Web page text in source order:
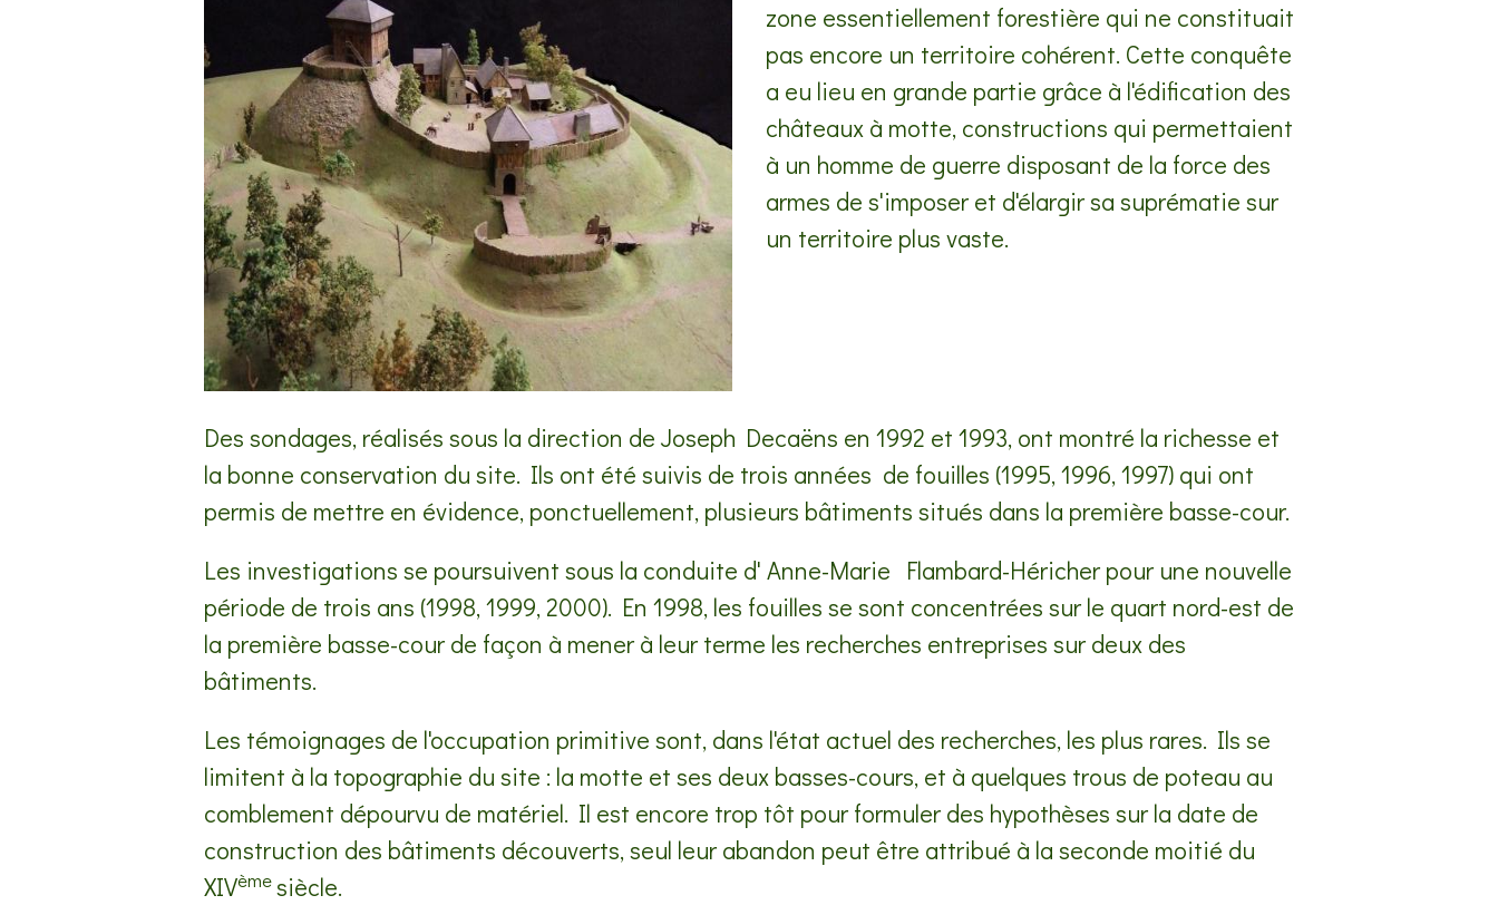
zone essentiellement forestière qui ne constituait
pas encore un territoire cohérent. Cette conquête
a eu lieu en grande partie grâce à l'édification des
châteaux à motte, constructions qui permettaient
à un homme de guerre disposant de la force des
armes de s'imposer et d'élargir sa suprématie sur
un territoire plus vaste.
Des sondages, réalisés sous la direction de Joseph Decaëns en 1992 et 1993, ont montré la richesse et
la bonne conservation du site. Ils ont été suivis de trois années de fouilles (1995, 1996, 1997) qui ont
permis de mettre en évidence, ponctuellement, plusieurs bâtiments situés dans la première basse-cour.
Les investigations se poursuivent sous la conduite d' Anne-Marie Flambard-Héricher pour une nouvelle
période de trois ans (1998, 1999, 2000). En 1998, les fouilles se sont concentrées sur le quart nord-est de
la première basse-cour de façon à mener à leur terme les recherches entreprises sur deux des
bâtiments.
Les témoignages de l'occupation primitive sont, dans l'état actuel des recherches, les plus rares. Ils se
limitent à la topographie du site : la motte et ses deux basses-cours, et à quelques trous de poteau au
comblement dépourvu de matériel. Il est encore trop tôt pour formuler des hypothèses sur la date de
construction des bâtiments découverts, seul leur abandon peut être attribué à la seconde moitié du
XIVèmesiècle.